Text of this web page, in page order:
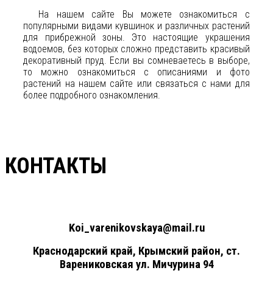
На нашем сайте Вы можете ознакомиться с
популярными видами кувшинок и различных растений
для прибрежной зоны. Это настоящие украшения
водоемов, без которых сложно представить красивый
декоративный пруд. Если вы сомневаетесь в выборе,
то можно ознакомиться с описаниями и фото
растений на нашем сайте или связаться с нами для
более подробного ознакомления.
КОНТАКТЫ
Koi_varenikovskaya@mail.ru
Краснодарский край, Крымский район, ст.
Варениковская ул. Мичурина 94